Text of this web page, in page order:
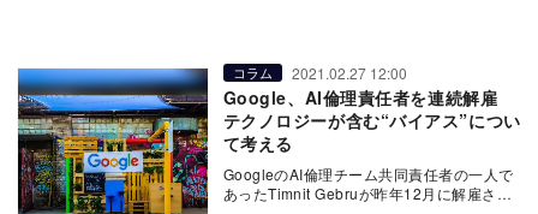
コラム 2021.02.27 12:00
Google、AI倫理責任者を連続解雇
テクノロジーが含む“バイアス”につい
て考える
GoogleのAI倫理チーム共同責任者の一人で
あったTimnit Gebruが昨年12月に解雇され